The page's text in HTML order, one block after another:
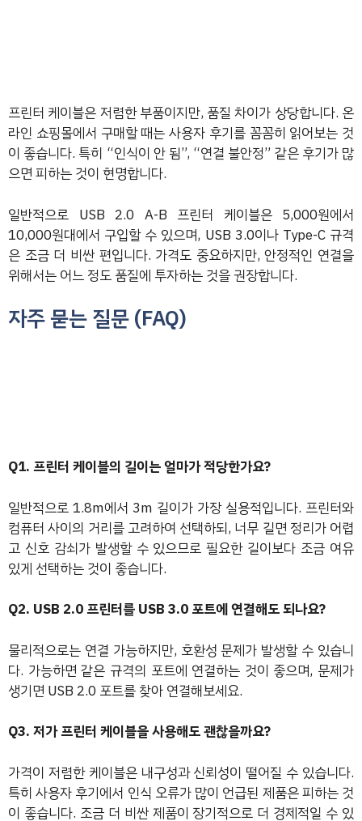
프린터 케이블은 저렴한 부품이지만, 품질 차이가 상당합니다. 온
라인 쇼핑몰에서 구매할 때는 사용자 후기를 꼼꼼히 읽어보는 것
이 좋습니다. 특히 “인식이 안 됨”, “연결 불안정” 같은 후기가 많
으면 피하는 것이 현명합니다.
일반적으로 USB 2.0 A-B 프린터 케이블은 5,000원에서
10,000원대에서 구입할 수 있으며, USB 3.0이나 Type-C 규격
은 조금 더 비싼 편입니다. 가격도 중요하지만, 안정적인 연결을
위해서는 어느 정도 품질에 투자하는 것을 권장합니다.
자주 묻는 질문 (FAQ)
Q1. 프린터 케이블의 길이는 얼마가 적당한가요?
일반적으로 1.8m에서 3m 길이가 가장 실용적입니다. 프린터와
컴퓨터 사이의 거리를 고려하여 선택하되, 너무 길면 정리가 어렵
고 신호 감쇠가 발생할 수 있으므로 필요한 길이보다 조금 여유
있게 선택하는 것이 좋습니다.
Q2. USB 2.0 프린터를 USB 3.0 포트에 연결해도 되나요?
물리적으로는 연결 가능하지만, 호환성 문제가 발생할 수 있습니
다. 가능하면 같은 규격의 포트에 연결하는 것이 좋으며, 문제가
생기면 USB 2.0 포트를 찾아 연결해보세요.
Q3. 저가 프린터 케이블을 사용해도 괜찮을까요?
가격이 저렴한 케이블은 내구성과 신뢰성이 떨어질 수 있습니다.
특히 사용자 후기에서 인식 오류가 많이 언급된 제품은 피하는 것
이 좋습니다. 조금 더 비싼 제품이 장기적으로 더 경제적일 수 있